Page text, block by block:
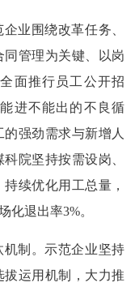
业围绕改革任务、
管理为关键、以岗
面推行员工公开招
进不能出的不良循
强劲需求与新增人
院坚持按需设岗、
续优化用工总量，
化退出率3%。
制。示范企业坚持
运用机制，大力推